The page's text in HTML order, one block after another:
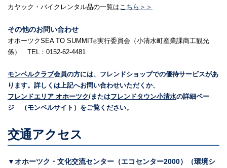
カヤック・バイクレンタル品の一覧は こちら＞＞
その他のお問い合わせ
オホーツクSEA TO SUMMITⓇ実行委員会（小清水町産業課商工観光
係） TEL：0152-62-4481
モンベルクラブ会員の方には、フレンドショップでの優待サービスがあ
ります。詳しくは上記へお問い合わせいただくか、
フレンドエリア オホーツク/またはフレンドタウン小清水の詳細ペー
ジ （モンベルサイト）をご覧ください。
交通アクセス
▼オホーツク・文化交流センター（エコセンター2000）（環境シ